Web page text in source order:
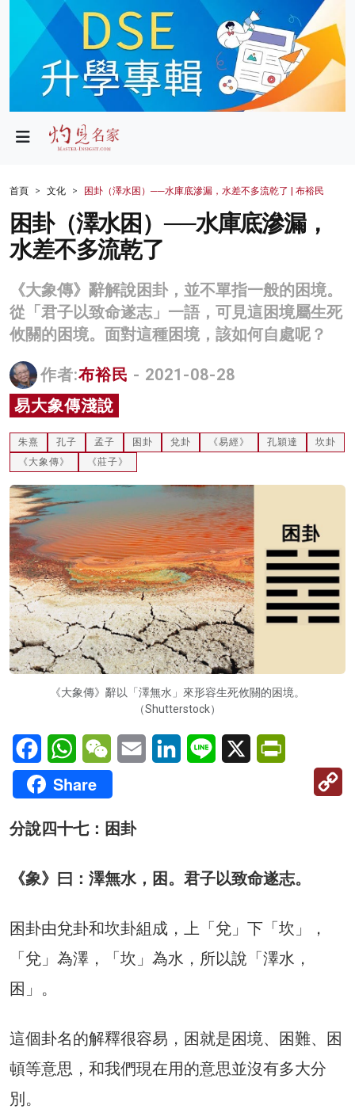
政局
財經
生活
健康
商業
科技
影片
名家榜
灼見活動
關於我們
首頁 文化 困卦（澤水困）──水庫底滲漏，水差不多流乾了 | 布裕民
困卦（澤水困）──水庫底滲漏，
水差不多流乾了
《大象傳》辭解說困卦，並不單指一般的困境。
從「君子以致命遂志」一語，可見這困境屬生死
攸關的困境。面對這種困境，該如何自處呢？
作者:布裕民 - 2021-08-28
易大象傳淺說
朱熹 孔子 孟子 困卦 兌卦 《易經》 孔穎達
坎卦
《大象傳》
《莊子》
《大象傳》辭以「澤無水」來形容生死攸關的困境。
（Shutterstock）
FacebookWhatsAppWeChatEmail LinkedInLine X
Share
分說四十七：困卦
《象》曰：澤無水，困。君子以致命遂志。
困卦由兌卦和坎卦組成，上「兌」下「坎」，
「兌」為澤，「坎」為水，所以說「澤水，
困」。
這個卦名的解釋很容易，困就是困境、困難、困
頓等意思，和我們現在用的意思並沒有多大分
別。